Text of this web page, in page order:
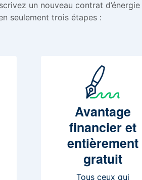
un nouveau contrat
seulement trois étapes :
Avantage
financier et
entièrement
gratuit
Tous ceux qui